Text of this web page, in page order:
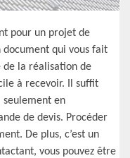
pour un projet de
document qui vous fait
la réalisation de
à recevoir. Il suffit
seulement en
de devis. Procéder
De plus, c’est un
vous pouvez être